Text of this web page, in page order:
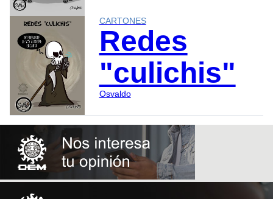
CARTONES
Redes
"culichis"
Osvaldo